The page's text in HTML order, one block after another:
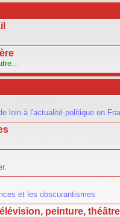
loin à l'actualité politique en
et les obscurantismes
peinture,